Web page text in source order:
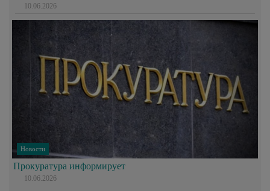
10.06.2026
Новости
Прокуратура информирует
10.06.2026